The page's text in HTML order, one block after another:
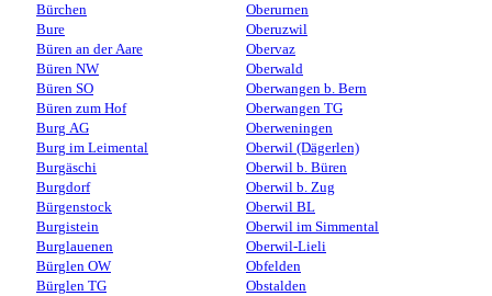
Bürchen
Bure
Büren an der Aare
Büren NW
Büren SO
Büren zum Hof
Burg AG
Burg im Leimental
Burgäschi
Burgdorf
Bürgenstock
Burgistein
Burglauenen
Bürglen OW
Bürglen TG
Oberurnen
Oberuzwil
Obervaz
Oberwald
Oberwangen b. Bern
Oberwangen TG
Oberweningen
Oberwil (Dägerlen)
Oberwil b. Büren
Oberwil b. Zug
Oberwil BL
Oberwil im Simmental
Oberwil-Lieli
Obfelden
Obstalden